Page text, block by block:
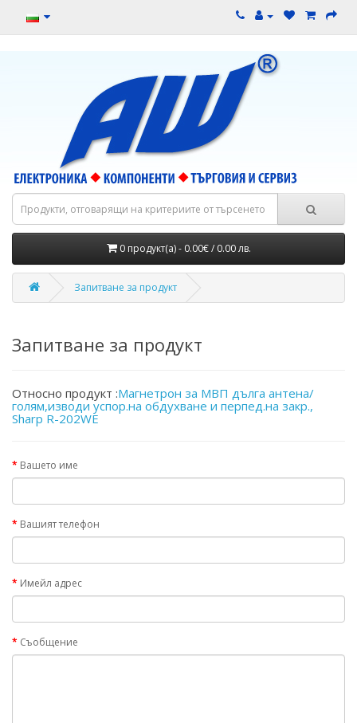
0 продукт(а) - 0.00€ / 0.00 лв.
Запитване за продукт
Запитване за продукт
Относно продукт :Магнетрон за МВП дълга антена/
голям,изводи успор.на обдухване и перпед.на закр.,
Sharp R-202WE
Вашето име
Вашият телефон
Имейл адрес
Съобщение